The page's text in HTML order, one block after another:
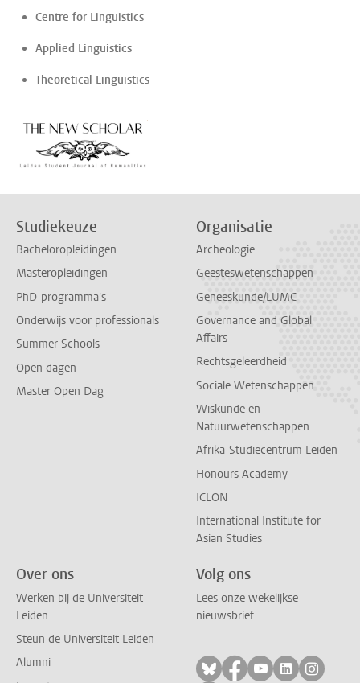
Centre for Linguistics
Applied Linguistics
Theoretical Linguistics
Studiekeuze
Bacheloropleidingen
Masteropleidingen
PhD-programma's
Onderwijs voor professionals
Summer Schools
Open dagen
Master Open Dag
Organisatie
Archeologie
Geesteswetenschappen
Geneeskunde/LUMC
Governance and Global
Affairs
Rechtsgeleerdheid
Sociale Wetenschappen
Wiskunde en
Natuurwetenschappen
Afrika-Studiecentrum Leiden
Honours Academy
ICLON
International Institute for
Asian Studies
Over ons
Werken bij de Universiteit
Leiden
Steun de Universiteit Leiden
Alumni
Volg ons
Lees onze wekelijkse
nieuwsbrief
Volg ons op bluesky
Volg ons op
Volg ons op
Volg ons
Volg